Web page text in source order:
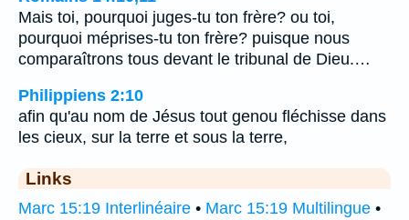
Mais toi, pourquoi juges-tu ton frère? ou toi,
pourquoi méprises-tu ton frère? puisque nous
comparaîtrons tous devant le tribunal de Dieu.…
Philippiens 2:10
afin qu'au nom de Jésus tout genou fléchisse dans
les cieux, sur la terre et sous la terre,
Links
Marc 15:19 Interlinéaire • Marc 15:19 Multilingue •